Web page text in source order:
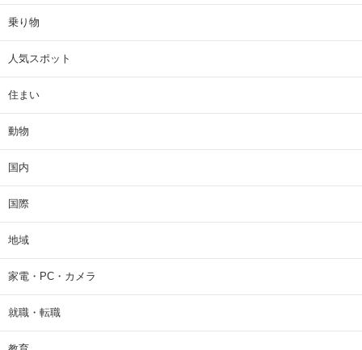
乗り物
人気スポット
住まい
動物
国内
国際
地域
家電・PC・カメラ
就職・転職